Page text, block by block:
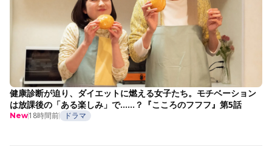
健康診断が迫り、ダイエットに燃える女子たち。モチベーション
は放課後の「ある楽しみ」で……？『こころのフフフ』第5話
New18時間前 ドラマ